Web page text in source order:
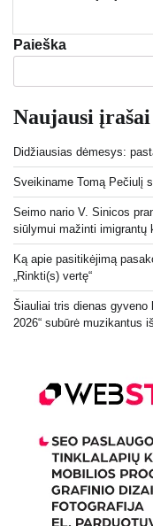
Paieška
Naujausi įrašai
Didžiausias dėmesys:
Sveikiname Tomą Pečiulį
Seimo nario V. Sinicos
siūlymui mažinti imigrantų
Ką apie pasitikėjimą
„Rinkti(s) vertę“
Šiauliai tris dienas gyveno
2026“ subūrė muzikantus